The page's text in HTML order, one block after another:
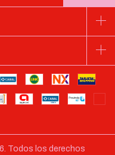
Todos los derechos